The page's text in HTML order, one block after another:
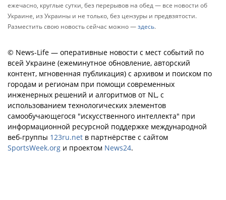
ежечасно, круглые сутки, без перерывов на обед — все новости об
Украине, из Украины и не только, без цензуры и предвзятости.
Разместить свою новость сейчас можно —здесь.
© News-Life — оперативные новости с мест событий по
всей Украине (ежеминутное обновление, авторский
контент, мгновенная публикация) с архивом и поиском по
городам и регионам при помощи современных
инженерных решений и алгоритмов от NL, с
использованием технологических элементов
самообучающегося "искусственного интеллекта" при
информационной ресурсной поддержке международной
веб-группы 123ru.net в партнёрстве с сайтом
SportsWeek.org и проектом News24.